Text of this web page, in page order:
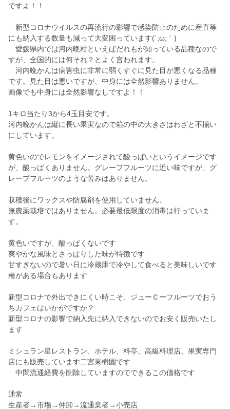
ですよ！！
新型コロナウイルスの再流行の影響で感染防止のために産直等
にも納入する数量も減って大変困っています(´;ω;｀)
愛媛県内では河内晩柑といえばだれもが知っている品種なので
すが、全国的には何それ？とよく言われます。
河内晩かんは病害虫に非常に弱くすぐに見た目が悪くなる品種
です。見た目は悪いですが、中身には全然影響ありません。
画像でも中身には全然影響なしですよ！！
1キロ当たり3から4玉目安です。
河内晩かんは縦に長い果実なので箱の中の大きさはわざと不揃い
にしています。
黄色いのでレモンをイメージされて酸っぱいというイメージです
が、酸っぱくありません。グレープフルーツに近い味ですが、グ
レープフルーツのような苦みはありません。
収穫後にワックスや防腐剤を使用していません。
無農薬栽培ではありません。必要最低限度の消毒は行っていま
す。
黄色いですが、酸っぱくないです
爽やかな風味とさっぱりした味が特徴です
甘すぎないので暑い日に冷蔵庫で冷やして食べると美味しいです
種がある場合もあります
新型コロナで外出できにくい時こそ、ジューＣーフルーツでおう
ちカフェはいかがですか？
新型コロナの影響で納入先に納入できないのでお安く販売いたし
ます
ミシュラン星レストラン、ホテル、料亭、高級料理店、果実専門
店にも販売しています二宮果樹園です
中間流通経費を削除していますのでできるこの価格です
通常
生産者→市場→仲卸→流通業者→小売店